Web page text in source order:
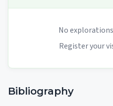
No
Register your
Bibliography